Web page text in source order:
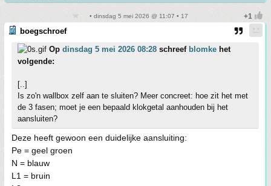
• dinsdag 5 mei 2026 @ 11:07 • 17
boegschroef
Op dinsdag 5 mei 2026 08:28 schreef blomke het
volgende:
[..]
Is zo'n wallbox zelf aan te sluiten? Meer concreet: hoe zit het met
de 3 fasen; moet je een bepaald klokgetal aanhouden bij het
aansluiten?
Deze heeft gewoon een duidelijke aansluiting:
Pe = geel groen
N = blauw
L1 = bruin